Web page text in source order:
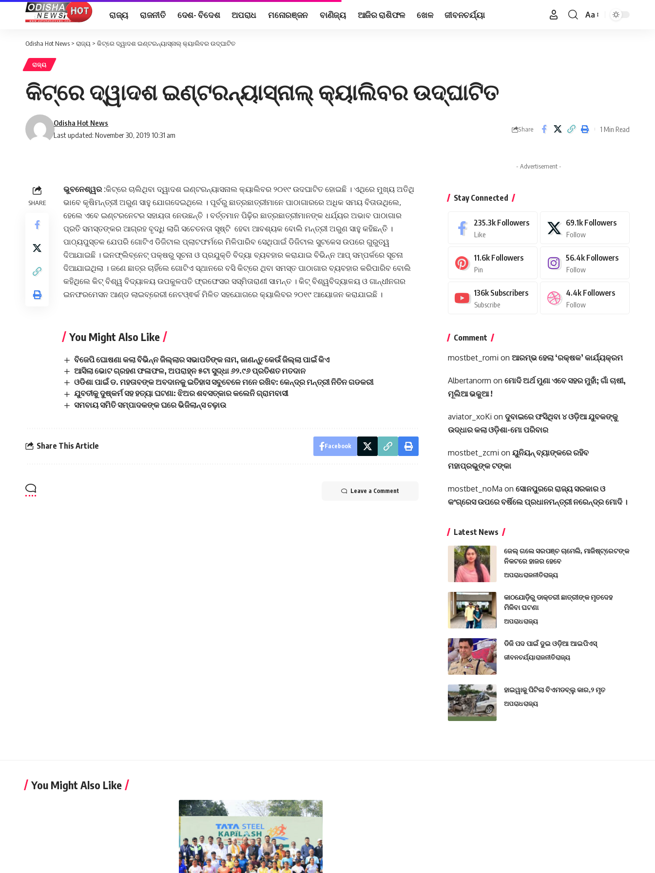
ରାଜ୍ୟ ରାଜନୀତି ଦେଶ- ବିଦେଶ ଅପରାଧ ମନୋରଞ୍ଜନ ବାଣିଜ୍ୟ ଆଜିର ରାଶିଫଳ ଖେଳ ଜୀବନଚର୍ଯ୍ୟା
Font
Aa
Odisha Hot News > ରାଜ୍ୟ > କିଟ୍‌ରେ ଦ୍ୱାଦଶ ଇଣ୍ଟରନ୍ୟାସ୍‍ନାଲ୍‍ କ୍ୟାଲିବର ଉଦ୍‍ଘାଟିତ
ରାଜ୍ୟ
କିଟ୍‌ରେ ଦ୍ୱାଦଶ ଇଣ୍ଟରନ୍ୟାସ୍‍ନାଲ୍‍ କ୍ୟାଲିବର ଉଦ୍‍ଘାଟିତ
Last updated: November 30, 2019 10:31 am
Odisha Hot News
Share 1 Min Read
SHARE
ଭୁବନେଶ୍ୱର :କିଟ୍‌ରେ ଚାଲିଥିବା ଦ୍ୱାଦଶ ଇଣ୍ଟରନ୍ୟାସନାଲ କ୍ୟାଲିବର ୨୦୧୯ ଉଦଘାଟିତ ହୋଇଛି । ଏଥିରେ ମୁଖ୍ୟ ଅତିଥି
ଭାବେ କୃଷିମନ୍ତ୍ରୀ ଅରୁଣ ସାହୁ ଯୋଗଦେଇଥିଲେ । ପୂର୍ବରୁ ଛାତ୍ରଛାତ୍ରୀମାନେ ପାଠାଗାରରେ ଅଧିକ ସମୟ ବିତାଉଥିଲେ,
ହେଲେ ଏବେ ଇଣ୍ଟରନେଟର ସହାୟତା ନେଉଛନ୍ତି । ବର୍ତ୍ତମାନ ପିଢ଼ିର ଛାତ୍ରଛାତ୍ରୀମାନଙ୍କ ଧର୍ଯ୍ୟର ଅଭାବ ପାଠାଗାର
ପ୍ରତି ସମସ୍ତଙ୍କର ଆଗ୍ରହ ବୃଦ୍ଧି ଲାଗି ସଚେତନତା ସୃଷ୍ଟି ହେବା ଆବଶ୍ୟକ ବୋଲି ମନ୍ତ୍ରୀ ଅରୁଣ ସାହୁ କହିଛନ୍ତି ।
ପାଠ୍ୟପୁସ୍ତକ ଯେପରି ଗୋଟିଏ ଡିଜିଟାଲ ପ୍ଲାଟଫର୍ମରେ ମିଳିପାରିବ ସେଥିପାଇଁ ଡିଜିଟାଲ ସୁଟକେସ ଉପରେ ଗୁରୁତ୍ୱ
ଦିଆଯାଇଛି । ଇନଫ୍ଲିବ୍‌ନେଟ୍‌ ପକ୍ଷରୁ ସୂଚନା ଓ ପ୍ରଯୁକ୍ତି ବିଦ୍ୟା ବ୍ୟବହାର କରାଯାଇ ବିଭିନ୍ନ ଆପ୍‌ ସମ୍ପର୍କରେ ସୂଚନା
ଦିଆଯାଇଥିଲା । ଜଣେ ଛାତ୍ର ଚାହିଁଲେ ଗୋଟିଏ ସ୍ଥାନରେ ବସି କିଟ୍‌ରେ ଥିବା ସମସ୍ତ ପାଠାଗାର ବ୍ୟବହାର କରିପାରିବ ବୋଲି
କହିଥିଲେ କିଟ୍‌ ବିଶ୍ୱ ବିଦ୍ୟାଳୟ ଉପକୁଳପତି ଫ୍ରଫେସର ସସ୍ମିତାରାଣୀ ସାମନ୍ତ । କିଟ୍‌ ବିଶ୍ୱବିଦ୍ୟାଳୟ ଓ ଗାନ୍ଧୀନଗର
ଇନଫରମେସନ ଆଣ୍ଡ ଲାଇବ୍ରେରୀ ନେଟଓ୍ଵର୍କ ମିଳିତ ସହଯୋଗରେ କ୍ୟାଲିବର ୨୦୧୯ ଆୟୋଜନ କରାଯାଇଛି ।
You Might Also Like
ବିଜେପି ଘୋଷଣା କଲା ବିଭିନ୍ନ ଜିଲ୍ଲାର ସଭାପତିଙ୍କ ନାମ, ଜାଣନ୍ତୁ କେଉଁ ଜିଲ୍ଲା ପାଇଁ କିଏ
ଆସିଲା ଭୋଟ ଗ୍ରହଣ ଫଳାଫଳ, ଅପରାହ୍ନ ୫ଟା ସୁଦ୍ଧା ୬୨.୯୬ ପ୍ରତିଶତ ‌ମତଦାନ
ଓଡିଶା ପାଇଁ ଡ. ମହତାବଙ୍କ ଅବଦାନକୁ ଇତିହାସ ସବୁବେଳେ ମନେ ରଖିବ: କେନ୍ଦ୍ର ମନ୍ତ୍ରୀ ନିତିନ ଗଡକରୀ
ଯୁବତୀକୁ ଦୁଷ୍କର୍ମ ସହ ହତ୍ୟା ଘଟଣା: ଝିଅର ଶବସତ୍କାର କଲେନି ଗ୍ରାମବାସୀ
ସମବାୟ ସମିତି ସମ୍ପାଦକଙ୍କ ଘରେ ଭିଜିଲାନ୍ସ ଚଢ଼ାଉ
Share This Article Facebook
Leave a Comment
- Advertisement -
Stay Connected
235.3k Followers
Like
69.1k Followers
Follow
11.6k Followers
Pin
56.4k Followers
Follow
136k Subscribers
Subscribe
4.4k Followers
Follow
Comment
mostbet_romi on ଆରମ୍ଭ ହେଲା ‘ରକ୍ଷକ’ କାର୍ଯ୍ୟକ୍ରମ
Albertanorm on ମୋଦି ଅର୍ଥ ମୁଣା ଏବେ ସହର ମୁହାଁ; ଗାଁ ଚାଷୀ,
ମୂଲିଆ ଭକୁଆ !
aviator_xoKi on ଦୁବାଇରେ ଫସିଥିବା ୪ ଓଡ଼ିଆ ଯୁବକଙ୍କୁ
ଉଦ୍ଧାର କଲା ଓଡ଼ିଶା-ମୋ ପରିବାର
mostbet_zcmi on ୟୁନିୟନ୍‌ ବ୍ୟାଙ୍କରେ ରହିବ
ମହାପ୍ରଭୁଙ୍କ ଟଙ୍କା
mostbet_noMa on ସୋନପୁରରେ ରାଜ୍ୟ ସରକାର ଓ
କଂଗ୍ରେସ ଉପରେ ବର୍ଷିଲେ ପ୍ରଧାନମନ୍ତ୍ରୀ ନରେନ୍ଦ୍ର ମୋଦି ।
Latest News
ଜେଲ୍ ଗଲେ ସରପଞ୍ଚ ଚାମେଲି, ମାଜିଷ୍ଟ୍ରେଟଙ୍କ
ନିକଟରେ ହାଜର ହେବେ
ଅପରାଧରାଜନୀତିରାଜ୍ୟ
କାଠଯୋଡ଼ିରୁ ଡାକ୍ତରୀ ଛାତ୍ରୀଙ୍କ ମୃତଦେହ
ମିଳିବା ଘଟଣା
ଅପରାଧରାଜ୍ୟ
ଡିଜି ପଦ ପାଇଁ ଦୁଇ ଓଡ଼ିଆ ଆଇପିଏସ୍
ଜୀବନଚର୍ଯ୍ୟାରାଜନୀତିରାଜ୍ୟ
ହାଇୱାକୁ ପିଟିଲା ବିଏମଡବ୍ଲୁ କାର,୨ ମୃତ
ଅପରାଧରାଜ୍ୟ
You Might Also Like